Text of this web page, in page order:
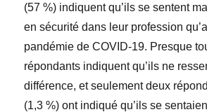
(57 %) indiquent qu’ils se sentent
en sécurité dans leur profession
pandémie de COVID-19. Presque
répondants indiquent qu’ils ne
différence, et seulement deux
(1,3 %) ont indiqué qu’ils se